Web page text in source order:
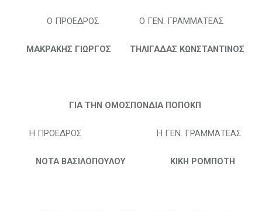
Ο ΠΡΟΕΔΡΟΣ Ο ΓΕΝ. ΓΡΑΜΜΑΤΕΑΣ
ΜΑΚΡΑΚΗΣ ΓΙΩΡΓΟΣ ΤΗΛΙΓΑΔΑΣ ΚΩΝΣΤΑΝΤΙΝΟΣ
ΓΙΑ ΤΗΝ ΟΜΟΣΠΟΝΔΙΑ ΠΟΠΟΚΠ
Η ΠΡΟΕΔΡΟΣ Η ΓΕΝ. ΓΡΑΜΜΑΤΕΑΣ
ΝΟΤΑ ΒΑΣΙΛΟΠΟΥΛΟΥ ΚΙΚΗ ΡΟΜΠΟΤΗ